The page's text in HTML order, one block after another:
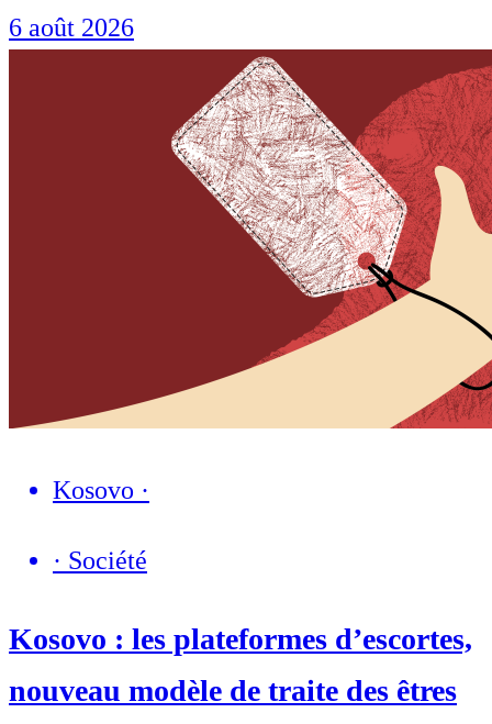
6 août 2026
Kosovo ·
· Société
Kosovo : les plateformes d’escortes,
nouveau modèle de traite des êtres